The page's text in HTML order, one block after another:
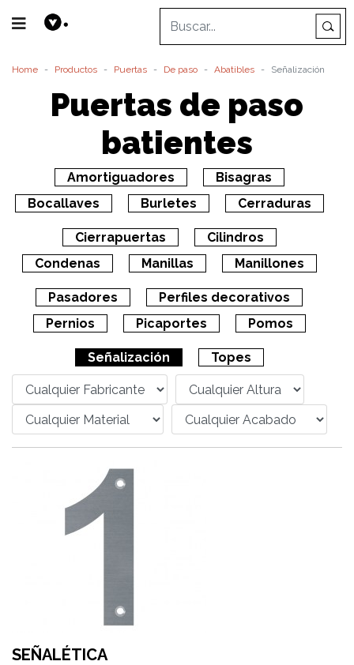
Home Productos Puertas De paso Abatibles Señalización
Puertas de paso
batientes
Amortiguadores
Bisagras
Bocallaves
Burletes Cerraduras
Cierrapuertas
Cilindros
Condenas
Manillas Manillones
Pasadores
Perfiles decorativos
Pernios
Picaportes Pomos
Señalización Topes
SEÑALÉTICA